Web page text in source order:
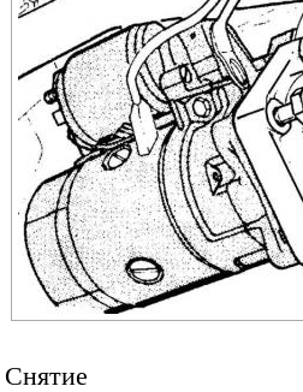
Снятие